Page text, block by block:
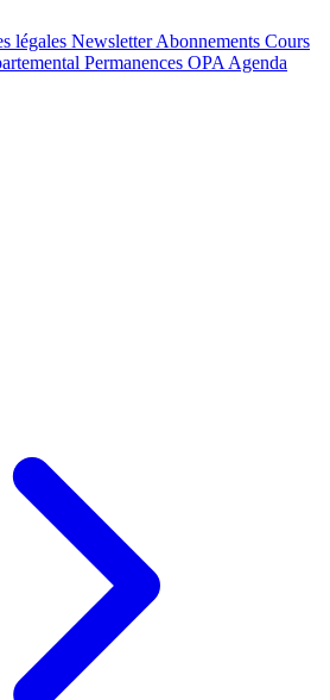
légales NewsletterAbonnements Cours
Permanences OPA Agenda